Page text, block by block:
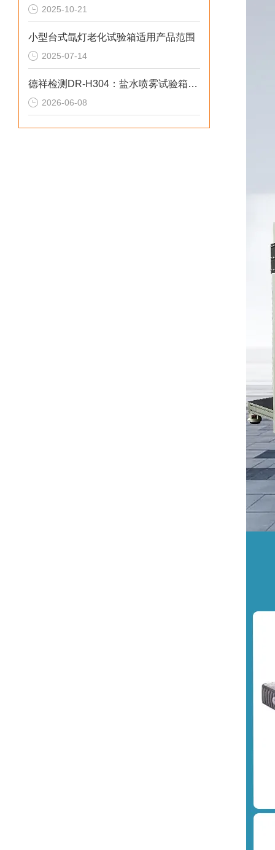
2025-10-21
小型台式氙灯老化试验箱适用产品范围
2025-07-14
德祥检测DR-H304：盐水喷雾试验箱偏差失效2026选型标准
2026-06-08